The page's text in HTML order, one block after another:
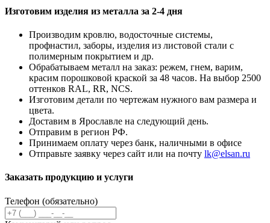
Изготовим изделия из металла за 2-4 дня
Производим кровлю, водосточные системы,
профнастил, заборы, изделия из листовой стали с
полимерным покрытием и др.
Обрабатываем металл на заказ: режем, гнем, варим,
красим порошковой краской за 48 часов. На выбор 2500
оттенков RAL, RR, NCS.
Изготовим детали по чертежам нужного вам размера и
цвета.
Доставим в Ярославле на следующий день.
Отправим в регион РФ.
Принимаем оплату через банк, наличными в офисе
Отправьте заявку через сайт или на почту lk@elsan.ru
Заказать продукцию и услуги
Телефон (обязательно)